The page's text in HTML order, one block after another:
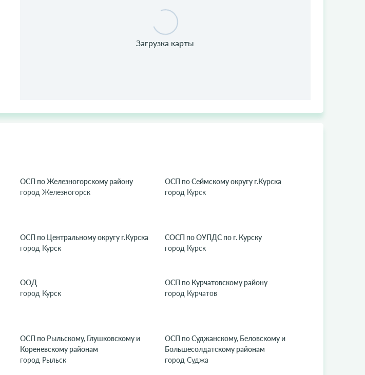
ОСП по Железногорскому району
город Железногорск
ОСП по Сеймскому округу г.Курска
город Курск
ОСП по Центральному округу г.Курска
город Курск
СОСП по ОУПДС по г. Курску
город Курск
ООД
город Курск
ОСП по Курчатовскому району
город Курчатов
ОСП по Рыльскому, Глушковскому и
Кореневскому районам
город Рыльск
ОСП по Суджанскому, Беловскому и
Большесолдатскому районам
город Суджа